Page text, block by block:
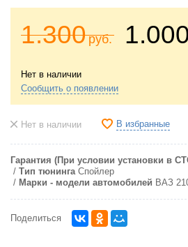
1.300руб.
Нет в наличии
Сообщить о появлении
Нет в наличии В избранные
Гарантия (При условии установки в
Тип тюнинга Спойлер
Марки - модели автомобилей ВАЗ
Поделиться